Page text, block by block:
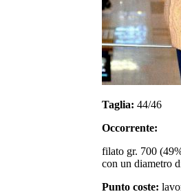
Taglia: 44/46
Occorrente:
filato gr. 700
con un diametro
Punto coste: